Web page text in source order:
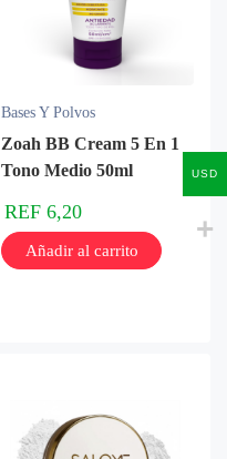
Bases Y Polvos
Zoah BB Cream 5 En 1
Tono Medio 50ml
REF 6,20
Añadir al carrito
USD